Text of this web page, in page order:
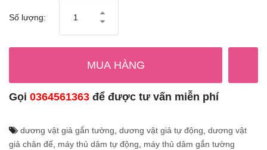
Số lượng:
MUA HÀNG
Gọi 0364561363 để được tư vấn miễn phí
dương vật giả gắn tường dương vật giả tự động dương vật
giả chân đế máy thủ dâm tự động máy thủ dâm gắn tường